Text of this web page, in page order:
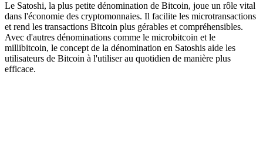
Le Satoshi, la plus petite dénomination de Bitcoin, joue un rôle vital
dans l'économie des cryptomonnaies. Il facilite les microtransactions
et rend les transactions Bitcoin plus gérables et compréhensibles.
Avec d'autres dénominations comme le microbitcoin et le
millibitcoin, le concept de la dénomination en Satoshis aide les
utilisateurs de Bitcoin à l'utiliser au quotidien de manière plus
efficace.